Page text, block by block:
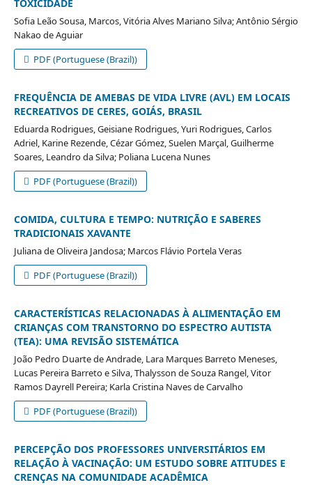
TOXICIDADE
Sofia Leão Sousa, Marcos, Vitória Alves Mariano Silva; Antônio Sérgio
Nakao de Aguiar
PDF (Portuguese (Brazil))
FREQUÊNCIA DE AMEBAS DE VIDA LIVRE (AVL) EM LOCAIS
RECREATIVOS DE CERES, GOIÁS, BRASIL
Eduarda Rodrigues, Geisiane Rodrigues, Yuri Rodrigues, Carlos
Adriel, Karine Rezende, Cézar Gómez, Suelen Marçal, Guilherme
Soares, Leandro da Silva; Poliana Lucena Nunes
PDF (Portuguese (Brazil))
COMIDA, CULTURA E TEMPO: NUTRIÇÃO E SABERES
TRADICIONAIS XAVANTE
Juliana de Oliveira Jandosa; Marcos Flávio Portela Veras
PDF (Portuguese (Brazil))
CARACTERÍSTICAS RELACIONADAS À ALIMENTAÇÃO EM
CRIANÇAS COM TRANSTORNO DO ESPECTRO AUTISTA
(TEA): UMA REVISÃO SISTEMÁTICA
João Pedro Duarte de Andrade, Lara Marques Barreto Meneses,
Lucas Pereira Barreto e Silva, Thalysson de Souza Rangel, Vitor
Ramos Dayrell Pereira; Karla Cristina Naves de Carvalho
PDF (Portuguese (Brazil))
PERCEPÇÃO DOS PROFESSORES UNIVERSITÁRIOS EM
RELAÇÃO À VACINAÇÃO: UM ESTUDO SOBRE ATITUDES E
CRENÇAS NA COMUNIDADE ACADÊMICA